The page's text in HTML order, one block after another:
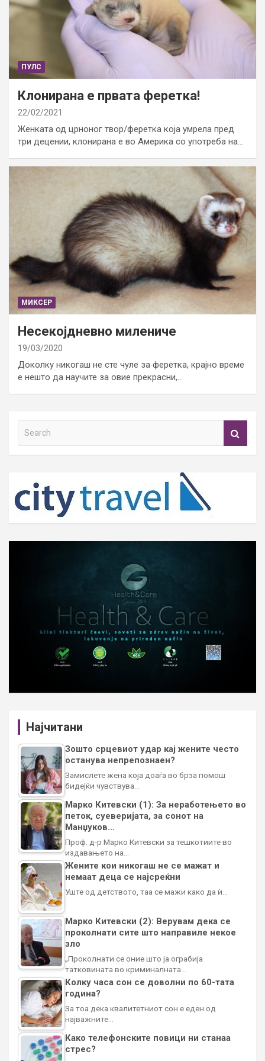
ПУЛС
Клонирана е првата феретка!
22/02/2021
Женката од црноног твор/феретка која умрела пред
три децении, клонирана е во Америка со употреба на…
МИКСЕР
Несекојдневно милениче
19/03/2020
Доколку никогаш не сте чуле за феретка, крајно време
е нешто да научите за овие прекрасни,…
h
Најчитани
Зошто срцевиот удар кај жените често
останува непрепознаен?
Замислете жена која доаѓа во брза помош
бидејќи чувствува…
Марко Китевски (1): За неработењето во
петок, суеверијата, за сонот на
Манџуков…
Проф. д-р Марко Китевски за тешкотиите во
издавањето на…
Жените кои никогаш не се мажат и
немаат деца се најсреќни
Уште од детството, таа се мажи како да ѝ…
Марко Китевски (2): Верувам дека се
проколнати сите што направиле некое
зло
„Проколнати се оние што ја ограбија
татковината во криминалната…
Колку часа сон се доволни по 60-тата
година?
За тоа дека квалитетниот сон е еден од
најважните…
Како телефонските повици ни станаа
стрес?